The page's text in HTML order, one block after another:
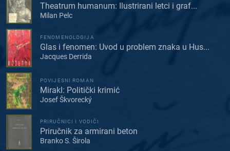
Theatrum humanum: Ilustrirani letci i graf...
Milan Pelc
FENOMENOLOGIJA
Glas i fenomen: Uvod u problem znaka u Hus...
Jacques Derrida
POVIJESNI ROMAN
Mirakl: Politički krimić
Josef Škvorecký
PRIRUČNICI I VODIČI
Priručnik za armirani beton
Branko S. Širola